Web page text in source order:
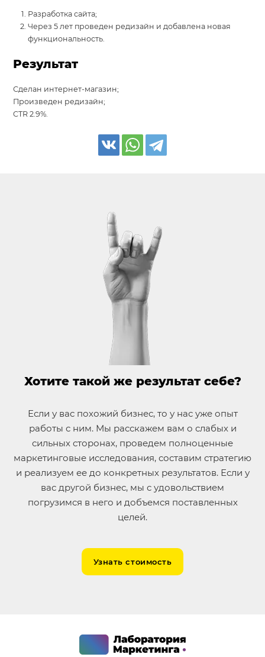
Разработка сайта;
Через 5 лет проведен редизайн и добавлена новая
функциональность.
Результат
Сделан интернет-магазин;
Произведен редизайн;
CTR 2.9%.
Хотите такой же результат себе?
Если у вас похожий бизнес, то у нас уже опыт
работы с ним. Мы расскажем вам о слабых и
сильных сторонах, проведем полноценные
маркетинговые исследования, составим стратегию
и реализуем ее до конкретных результатов. Если у
вас другой бизнес, мы с удовольствием
погрузимся в него и добъемся поставленных
целей.
Узнать стоимость